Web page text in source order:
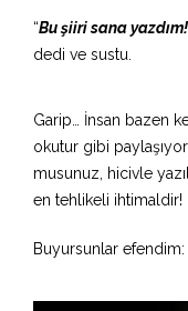
“Bu şiiri sana yazdım!
dedi ve sustu.
Garip… İnsan bazen
okutur gibi
musunuz, hicivle
en tehlikeli ihtimaldir!
Buyursunlar efendim: